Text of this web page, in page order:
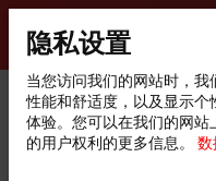
Beckhoff
-
自
动
化
Start
page
公司简介
最新资讯
新一代面板：HMI 应用的基础
隐私设置
当您访问我们的网站时，我
性能和舒适度，以及显示
体验。您可以在我们的网站
的用户权利的更多信息。
数